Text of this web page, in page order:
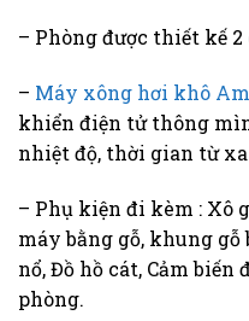
– Phòng được thiết kế
– Máy xông hơi khô
khiển điện tử thông
nhiệt độ, thời gian từ xa
– Phụ kiện đi kèm : Xô
máy bằng gỗ, khung gỗ
nổ, Đồ hồ cát, Cảm biến
phòng.